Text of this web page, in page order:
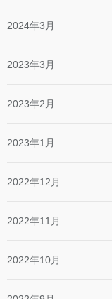
2024年3月
2023年3月
2023年2月
2023年1月
2022年12月
2022年11月
2022年10月